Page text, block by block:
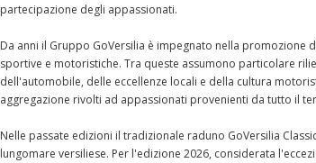
partecipazione degli appassionati.
Da anni il Gruppo GoVersilia è impegnato nella promozione
sportive e motoristiche. Tra queste assumono particolare
dell'automobile, delle eccellenze locali e della cultura
aggregazione rivolti ad appassionati provenienti da tutto il
Nelle passate edizioni il tradizionale raduno GoVersilia
lungomare versiliese. Per l'edizione 2026, considerata